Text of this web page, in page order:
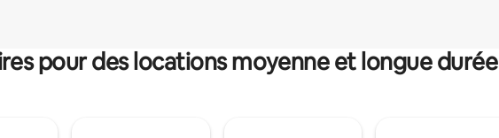
pour des locations moyenne et longue durée